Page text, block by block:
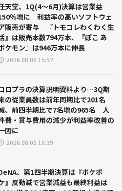
天堂、1Q(4～6月)決算は営業益
％増に 利益率の高いソフトウェ
販売が寄与 『トモコレわくわく生
』は販売本数794万本、『ぽこ あ
ケモン』は946万本に伸長
2026.08.06 15:52
ロプラの決算説明資料より…3Q期
の従業員数は前年同期比で201名
、前四半期比で7名増の965名 人
費・賞与費用の減少が利益率改善の
因に
2026.08.05 16:39
、第1四半期決算は『ポケポ
』反動減で営業減益も最終利益は